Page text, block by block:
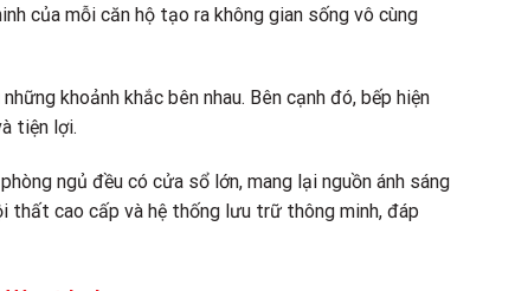
của mỗi căn hộ tạo ra không gian sống vô cùng
khoảnh khắc bên nhau. Bên cạnh đó, bếp hiện
tiện lợi.
ngủ đều có cửa sổ lớn, mang lại nguồn ánh sáng
thất cao cấp và hệ thống lưu trữ thông minh, đáp